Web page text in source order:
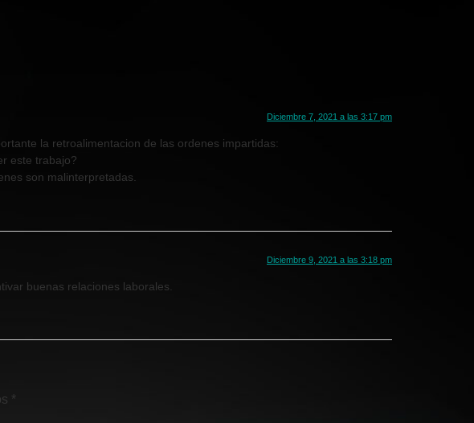
Diciembre 7, 2021 a las 3:17 pm
la retroalimentacion de las ordenes impartidas:
este trabajo?
son malinterpretadas.
Diciembre 9, 2021 a las 3:18 pm
buenas relaciones laborales.
*